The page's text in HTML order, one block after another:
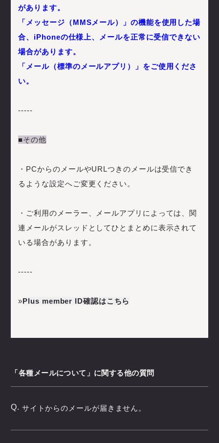
があります。
「メッセージ（MMSメール）」の機能を使用した場
合、iPhoneの仕様上、メールを正常に受信できない
場合があります。
「メール（標準のメールアプリ）」をご使用くださ
い。
-----
■その他
・PCからのメールやURLつきのメールは受信でき
るような設定へご変更ください。
・ご利用のメーラー、メールアプリによっては、関
連メールがスレッドとしてひとまとめに表示されて
いる場合があります。
-----
» Plus member ID確認はこちら
「各種メールについて」に関する他の質問
Q. サイトからのメールが届きません。